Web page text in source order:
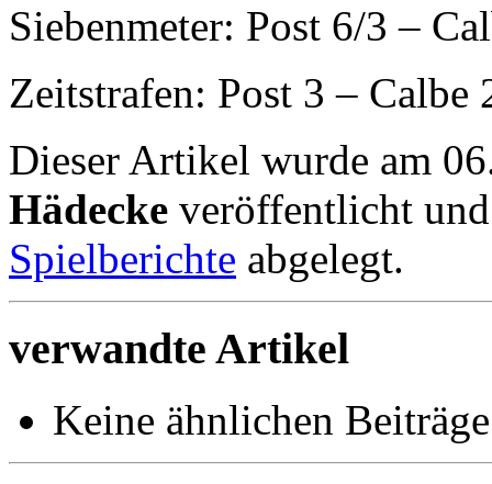
Siebenmeter: Post 6/3 –
Zeitstrafen: Post 3 – Calbe
Dieser Artikel wurde am
Hädecke veröffentlicht
Spielberichte abgelegt.
verwandte Artikel
Keine ähnlichen Beiträge